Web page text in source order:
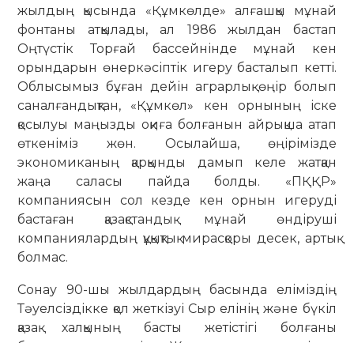
жылдың қысында «Құмкөлде» алғашқы мұнай
фонтаны атқылады, ал 1986 жылдан бастап
Оңтүстік Торғай бассейнінде мұнай кен
орындарын өнеркәсіптік игеру басталып кетті.
Облысымыз бұған дейін аграрлық өңір болып
саналғандықтан, «Құмкөл» кен орнының іске
қосылуы маңызды оқиға болғанын айрықша атап
өткеніміз жөн. Осылайша, өңірімізде
экономиканың қарқынды дамып келе жатқан
жаңа саласы пайда болды. «ПҚҚР»
компаниясын сол кезде кен орнын игеруді
бастаған қазақстандық мұнай өндіруші
компаниялардың құқықтық мирасқоры десек, артық
болмас.
Сонау 90-шы жылдардың басында еліміздің
Тәуелсіздікке қол жеткізуі Сыр елінің және бүкіл
қазақ халқының басты жетістігі болғаны